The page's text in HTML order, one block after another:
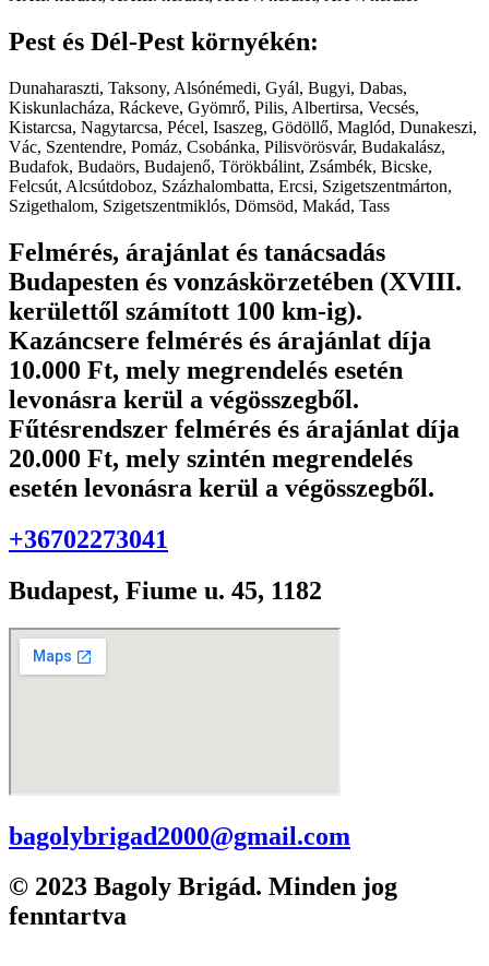
Pest és Dél-Pest környékén:
Dunaharaszti, Taksony, Alsónémedi, Gyál, Bugyi, Dabas,
Kiskunlacháza, Ráckeve, Gyömrő, Pilis, Albertirsa, Vecsés,
Kistarcsa, Nagytarcsa, Pécel, Isaszeg, Gödöllő, Maglód, Dunakeszi,
Vác, Szentendre, Pomáz, Csobánka, Pilisvörösvár, Budakalász,
Budafok, Budaörs, Budajenő, Törökbálint, Zsámbék, Bicske,
Felcsút, Alcsútdoboz, Százhalombatta, Ercsi, Szigetszentmárton,
Szigethalom, Szigetszentmiklós, Dömsöd, Makád, Tass
Felmérés, árajánlat és tanácsadás
Budapesten és vonzáskörzetében (XVIII.
kerülettől számított 100 km-ig).
Kazáncsere felmérés és árajánlat díja
10.000 Ft, mely megrendelés esetén
levonásra kerül a végösszegből.
Fűtésrendszer felmérés és árajánlat díja
20.000 Ft, mely szintén megrendelés
esetén levonásra kerül a végösszegből.
+36702273041
Budapest, Fiume u. 45, 1182
bagolybrigad2000@gmail.com
© 2023 Bagoly Brigád. Minden jog
fenntartva